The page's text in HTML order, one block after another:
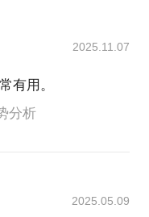
2025.11.07
有用。
分析
2025.05.09